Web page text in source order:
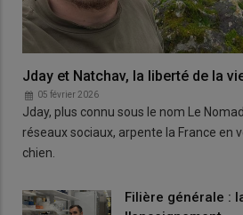
Jday et Natchav, la liberté de la
05 février 2026
Jday, plus connu sous le nom Le
réseaux sociaux, arpente la France en
chien.
Filière générale :